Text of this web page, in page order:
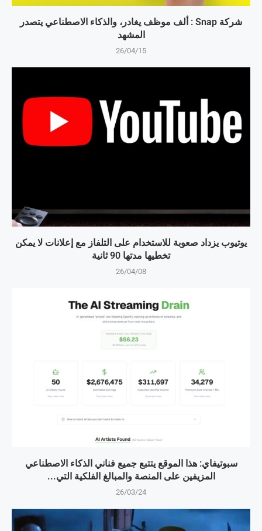
شركة Snap : ألف موظف يغادر، والذكاء الاصطناعي يتصدر
المشهد
26/04/15
يوتيوب يزداد صعوبة للاستخدام على التلفاز مع إعلانات لا يمكن
تخطيها مدتها 90 ثانية
26/04/08
سبوتيفاي: هذا الموقع يتتبع جميع فناني الذكاء الاصطناعي
المزيفين على المنصة والمبالغ الفلكية التي...
26/03/24